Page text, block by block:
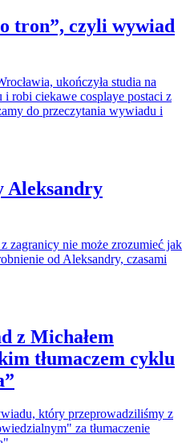
tron”, czyli wywiad
ukończyła studia na
robi ciekawe cosplaye postaci z
do przeczytania wywiadu i
Aleksandry
zagranicy nie może zrozumieć jak
od Aleksandry, czasami
z Michałem
tłumaczem cyklu
który przeprowadziliśmy z
za tłumaczenie